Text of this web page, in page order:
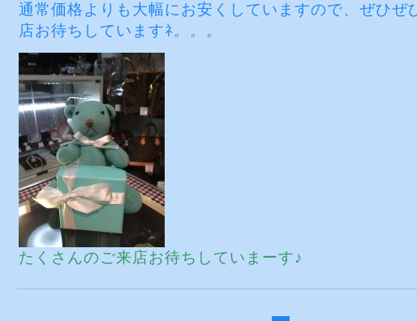
通常価格よりも大幅にお安くしていますので、ぜひぜ
店お待ちしていますﾈ。。。
たくさんのご来店お待ちしていまーす♪